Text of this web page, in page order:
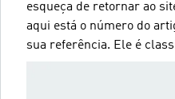
esqueça de retornar ao
aqui está o número do
sua referência. Ele é